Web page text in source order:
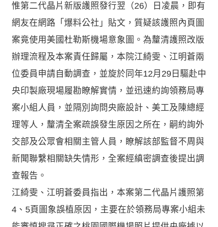
惟第二代晶片新版護照發行翌（26）日凌晨，即有
網友在網路「爆料公社」貼文，質疑該護照內頁圖
案竟使用美國杜勒斯機場意象圖。為釐清護照改版
辦理流程及本案責任歸屬，本院江綺雯、江明蒼兩
位委員申請自動調查，並旋於同年12月29日驅赴中
央印製廠現場履勘瞭解實情，並迅速約詢領務局專
案小組人員，並隔別詢問央廠設計、美工及陳總經
理等人，釐清全案疏誤發生原因之所在，嗣約詢外
交部及公眾會相關主管人員，瞭解該部監督不周與
新聞聯繫相關缺失情形，全案經縝密調查後提出調
查報告。
江綺雯、江明蒼委員指出，本案第二代晶片護照第
4、5頁圖象誤植原因，主要在於領務局專案小組未